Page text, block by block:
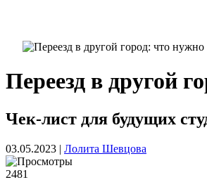
Переезд в другой
Чек-лист для будущих
03.05.2023 | Лолита Шевцова
2481